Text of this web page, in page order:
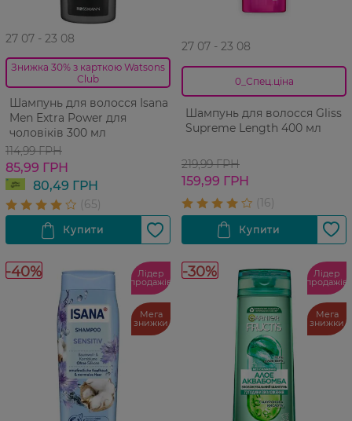
27 07 - 23 08
Знижка 30% з карткою Watsons
Club
Шампунь для волосся Isana
Men Extra Power для
чоловіків 300 мл
114,99 ГРН
85,99 ГРН
80,49 ГРН
27 07 - 23 08
0_Спец.ціна
Шампунь для волосся Gliss
Supreme Length 400 мл
219,99 ГРН
159,99 ГРН
-40% Лідер
продажів
Мега
знижки
-30% Лідер
продажів
Мега
знижки